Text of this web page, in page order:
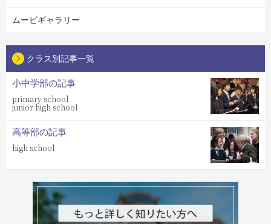
ムービギャラリー
クラス別記事一覧
小中学部の記事
primary school
junior high school
高等部の記事
high school